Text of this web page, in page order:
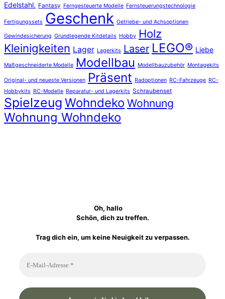
Edelstahl. Fantasy Ferngesteuerte Modelle Fernsteuerungstechnologie
Fertigungssets Geschenk Getriebe- und Achsoptionen
Gewindesicherung Grundlegende Kitdetails Hobby Holz
Kleinigkeiten Lager Lagerkits Laser LEGO® Liebe
Maßgeschneiderte Modelle Modellbau Modellbauzubehör Montagekits
Original- und neueste Versionen Präsent Radoptionen RC-Fahrzeuge RC-
Hobbykits RC-Modelle Reparatur- und Lagerkits Schraubenset
Spielzeug Wohndeko Wohnung
Wohnung Wohndeko
Oh, hallo
Schön, dich zu treffen.
Trag dich ein, um keine Neuigkeit zu verpassen.